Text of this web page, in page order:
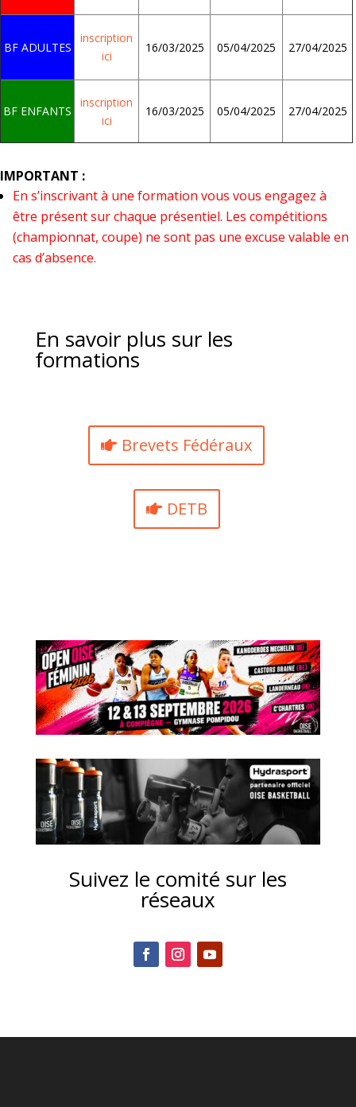
BF ADULTES
inscription
ici
16/03/2025 05/04/2025 27/04/2025
BF ENFANTS
inscription
ici
16/03/2025 05/04/2025 27/04/2025
IMPORTANT :
En s’inscrivant à une formation vous vous engagez à
être présent sur chaque présentiel. Les compétitions
(championnat, coupe) ne sont pas une excuse valable en
cas d’absence.
En savoir plus sur les
formations
Brevets Fédéraux
DETB
Suivez le comité sur les
réseaux